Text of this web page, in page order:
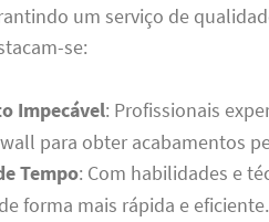
um serviço de
se:
Impecável: Profissionais
para obter acabamentos
Tempo: Com habilidades e
forma mais rápida e eficiente.